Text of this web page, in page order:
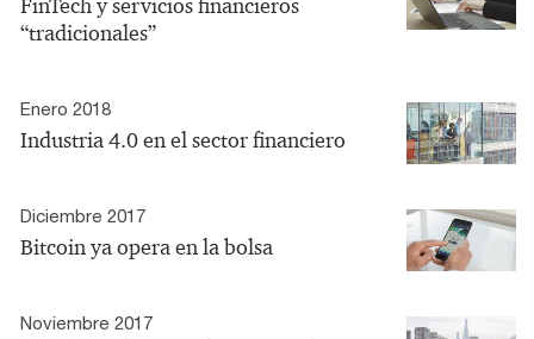
FinTech y servicios financieros
“tradicionales”
Enero 2018
Industria 4.0 en el sector financiero
Diciembre 2017
Bitcoin ya opera en la bolsa
Noviembre 2017